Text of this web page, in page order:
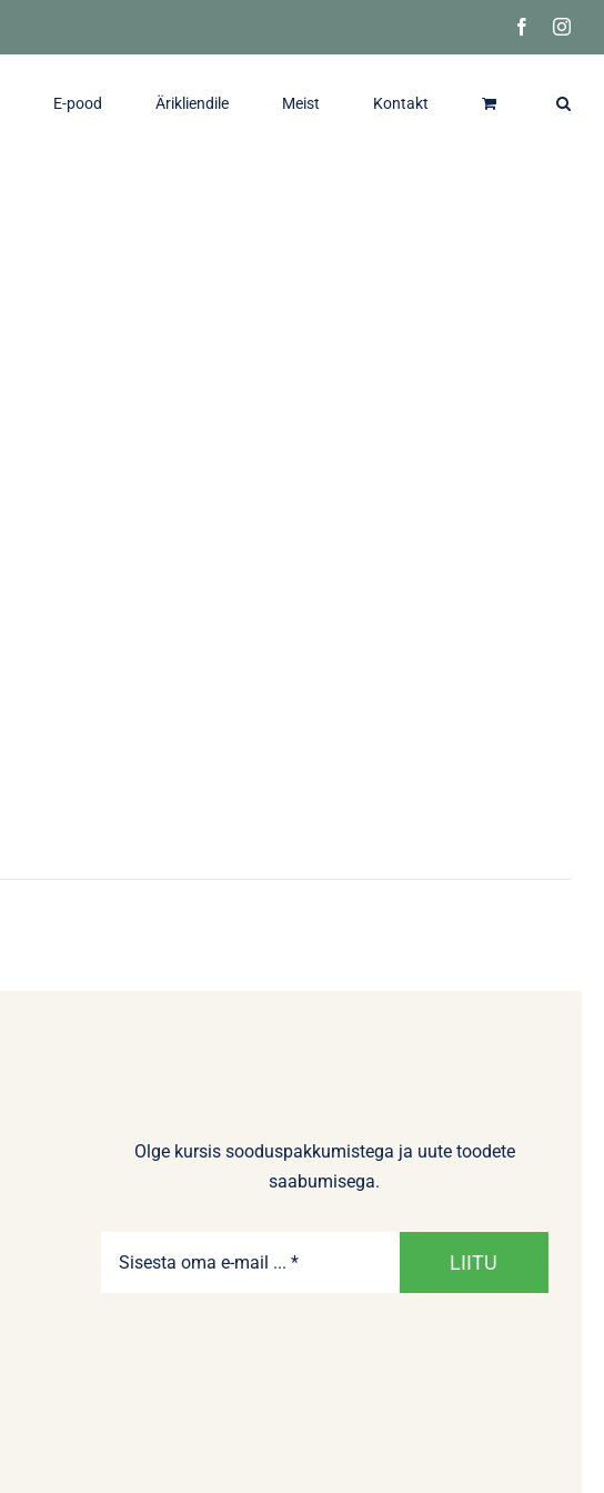
Facebook
E-pood Ärikliendile Meist Kontakt
Olge kursis sooduspakkumistega ja uute toodete
saabumisega.
LIITU